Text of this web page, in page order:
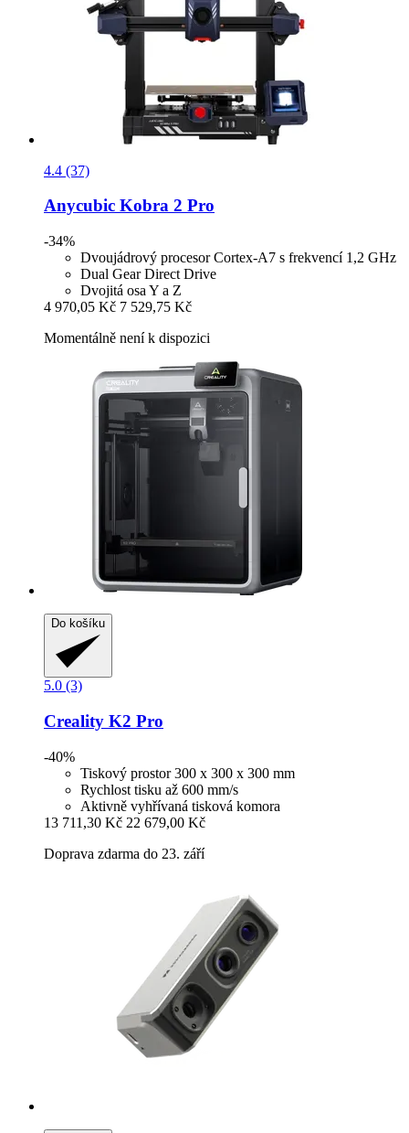
4.4 (37)
Anycubic Kobra 2 Pro
-34%
Dvoujádrový procesor Cortex-A7 s frekvencí 1,2 GHz
Dual Gear Direct Drive
Dvojitá osa Y a Z
4 970,05 Kč 7 529,75 Kč
Momentálně není k dispozici
Do košíku
5.0 (3)
Creality K2 Pro
-40%
Tiskový prostor 300 x 300 x 300 mm
Rychlost tisku až 600 mm/s
Aktivně vyhřívaná tisková komora
13 711,30 Kč 22 679,00 Kč
Doprava zdarma do 23. září